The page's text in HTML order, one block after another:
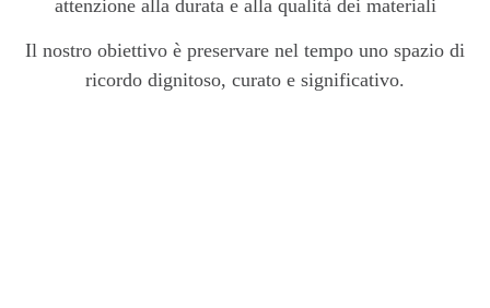
attenzione alla durata e alla qualità dei materiali
Il nostro obiettivo è preservare nel tempo uno spazio di
ricordo dignitoso, curato e significativo.